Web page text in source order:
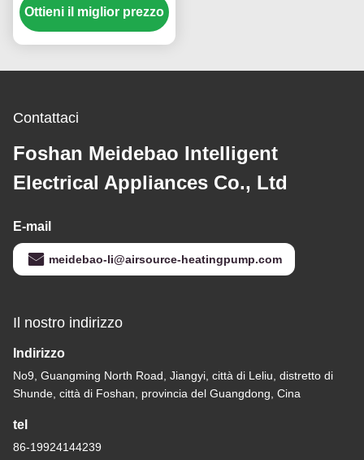
riscaldamento e
raffreddamento
vista energetico ed
Ottieni il miglior prezzo
Contattaci
Foshan Meidebao Intelligent
Electrical Appliances Co., Ltd
E-mail
meidebao-li@airsource-heatingpump.com
Il nostro indirizzo
Indirizzo
No9, Guangming North Road, Jiangyi, città di Leliu, distretto di
Shunde, città di Foshan, provincia del Guangdong, Cina
tel
86-19924144239